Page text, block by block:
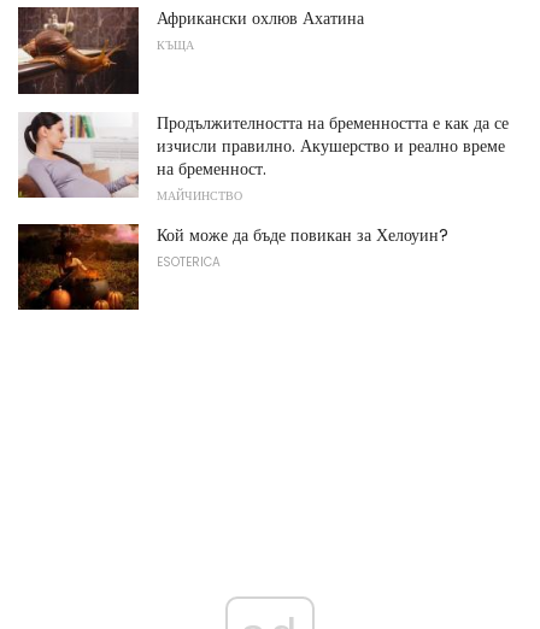
Африкански охлюв Ахатина
КЪЩА
Продължителността на бременността е как да се
изчисли правилно. Акушерство и реално време
на бременност.
МАЙЧИНСТВО
Кой може да бъде повикан за Хелоуин?
ESOTERICA